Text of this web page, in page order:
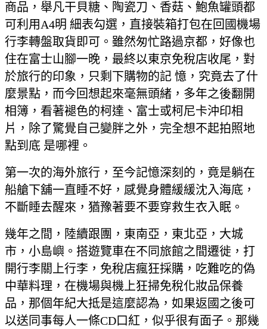
商品，舉凡干貝糖、陶瓷刀、香菇、鮑魚罐頭都
可利用A4明 細表勾選，直接裝箱打包在回國機場
行李轉盤取貨即可。雖然匆忙路過京都，好像也
住在富士山腳一晚，最終以東京免稅店收尾，對
於旅行的印象，只剩下購物的記 憶，究竟去了什
麼景點，而今回想起來毫無頭緒，多年之後翻開
相簿，看著褪色的柯達、富士或柯尼卡沖印相
片，除了驚覺自己變胖之外，完全想不起拍照地
點到底 是哪裡。
第一次的海外旅行，至今記憶深刻的，竟是躺在
船艙下舖一直睡不好，感覺身體緩緩沈入海底，
不斷睡去醒來，猶豫著要不要穿救生衣入眠。
幾年之間，陸續跟團，東南亞，東北亞，大城
市，小島嶼。搭遊覽車在不同旅館之間遷徙，打
開行李關上行李，免稅店瘋狂採購，吃難吃的偽
中華料理，在機場與機上狂掃免稅化妝品保養
品，那個年紀大抵是這麼認為，如果返國之後可
以送同事每人一條CD口紅，似乎很有面子。那幾